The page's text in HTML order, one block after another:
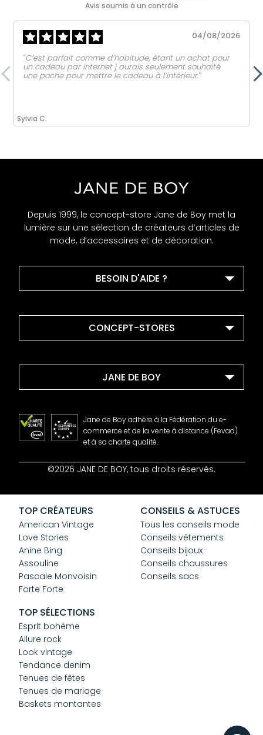
Avis soumis à un contrôle
Sylvia C.
04/08/2026
‟C’est parfait comme d’habitude, étant un achat pour
un cadeau par internet j aurais seulement souhaité
une poche pour mettre le cadeau à l’intérieur.ˮ
Depuis 1999, le concept-store Jane de Boy met la
lumière sur une sélection de créateurs d’articles de
mode, d’accessoires et de décoration.
BESOIN D'AIDE ?
CONCEPT-STORES
JANE DE BOY
Contact
CGV
Confidentialité
Cookies
Jane de Boy adhère à la Fédération du e-
commerce et de la vente à distance (Fevad)
et à sa charte qualité.
©2026 JANE DE BOY, tous droits réservés.
TOP CRÉATEURS
American Vintage
Love Stories
Anine Bing
Assouline
Pascale Monvoisin
Forte Forte
CONSEILS & ASTUCES
Tous les conseils mode
Conseils vêtements
Conseils bijoux
Conseils chaussures
Conseils sacs
TOP SÉLECTIONS
Esprit bohème
Allure rock
Look vintage
Tendance denim
Tenues de fêtes
Tenues de mariage
Baskets montantes